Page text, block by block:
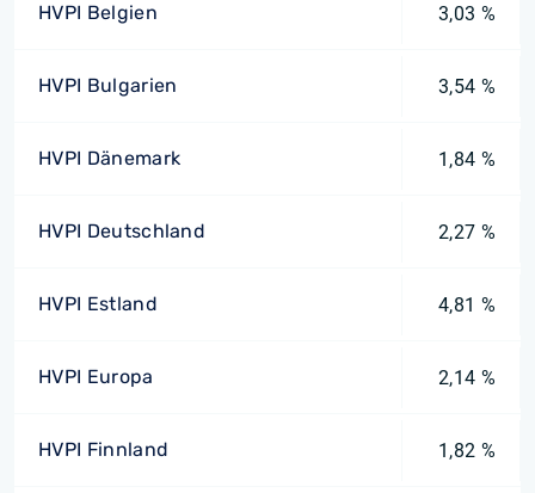
HVPI Belgien 3,03 %
HVPI Bulgarien 3,54 %
HVPI Dänemark 1,84 %
HVPI Deutschland 2,27 %
HVPI Estland 4,81 %
HVPI Europa 2,14 %
HVPI Finnland 1,82 %